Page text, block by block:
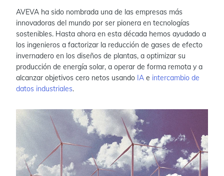
AVEVA ha sido nombrada una de las empresas más
innovadoras del mundo por ser pionera en tecnologías
sostenibles. Hasta ahora en esta década hemos ayudado a
los ingenieros a factorizar la reducción de gases de efecto
invernadero en los diseños de plantas, a optimizar su
producción de energía solar, a operar de forma remota y a
alcanzar objetivos cero netos usando IA e intercambio de
datos industriales.